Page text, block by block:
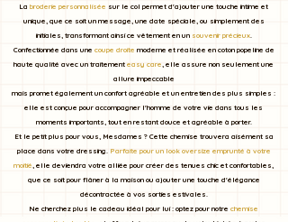
La broderie personnalisée sur le col permet d'ajouter une touche intime et
unique, que ce soit un message, une date spéciale, ou simplement des
initiales, transformant ainsi ce vêtement en un souvenir précieux.
Confectionnée dans une coupe droite moderne et réalisée en coton popeline de
haute qualité avec un traitement easy care , elle assure non seulement une
allure impeccable
mais promet également un confort agréable et un entretien des plus simples :
elle est conçue pour accompagner l'homme de votre vie dans tous les
moments importants, tout en restant douce et agréable à porter.
Et le petit plus pour vous, Mesdames ? Cette chemise trouvera aisément sa
place dans votre dressing. Parfaite pour un look oversize emprunté à votre
moitié , elle deviendra votre alliée pour créer des tenues chic et confortables,
que ce soit pour flâner à la maison ou ajouter une touche d'élégance
décontractée à vos sorties estivales.
Ne cherchez plus le cadeau idéal pour lui : optez pour notre chemise